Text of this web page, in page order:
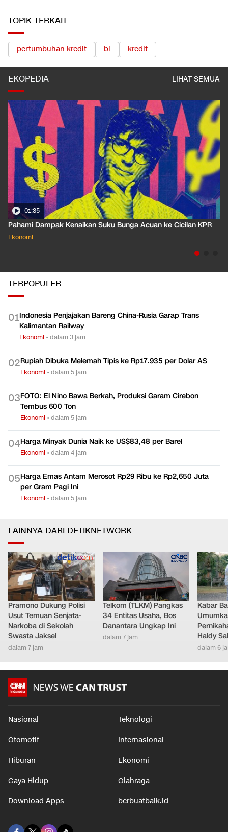
TOPIK TERKAIT
pertumbuhan kredit bi kredit
EKOPEDIA LIHAT SEMUA
01:35
Pahami Dampak Kenaikan Suku Bunga Acuan ke Cicilan KPR
Ekonomi
TERPOPULER
01Indonesia Penjajakan Bareng China-Rusia Garap Trans
Kalimantan Railway
Ekonomi •dalam 3 jam
02Rupiah Dibuka Melemah Tipis ke Rp17.935 per Dolar AS
Ekonomi •dalam 5 jam
03FOTO: El Nino Bawa Berkah, Produksi Garam Cirebon
Tembus 600 Ton
Ekonomi •dalam 5 jam
04Harga Minyak Dunia Naik ke US$83,48 per Barel
Ekonomi •dalam 4 jam
05Harga Emas Antam Merosot Rp29 Ribu ke Rp2,650 Juta
per Gram Pagi Ini
Ekonomi •dalam 5 jam
LAINNYA DARI DETIKNETWORK
Pramono Dukung Polisi
Usut Temuan Senjata-
Narkoba di Sekolah
Swasta Jaksel
dalam 7 jam
Telkom (TLKM) Pangkas
34 Entitas Usaha, Bos
Danantara Ungkap Ini
dalam 7 jam
Kabar
Haldy
dalam 6
Nasional Teknologi
Otomotif Internasional
Hiburan Ekonomi
Gaya Hidup Olahraga
Download Apps berbuatbaik.id